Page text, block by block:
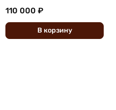
110 000 ₽
В корзину